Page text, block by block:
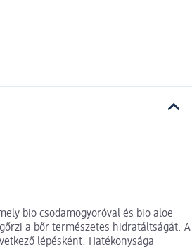
bio csodamogyoróval és bio aloe
a bőr természetes hidratáltságát. A
lépésként. Hatékonysága